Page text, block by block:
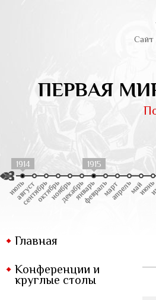
Сайт
ПЕРВАЯ
1914 1915
Главная
Конференции и
круглые столы